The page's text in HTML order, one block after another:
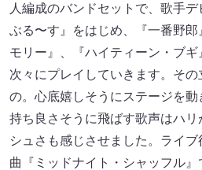
人編成のバンドセットで、歌手
ぶる〜す』をはじめ、『一番野郎
モリー』、『ハイティーン・ブギ
次々にプレイしていきます。そ
の。心底嬉しそうにステージを
持ち良さそうに飛ばす歌声はハ
シュさも感じさせました。ライブ
曲『ミッドナイト・シャッフル